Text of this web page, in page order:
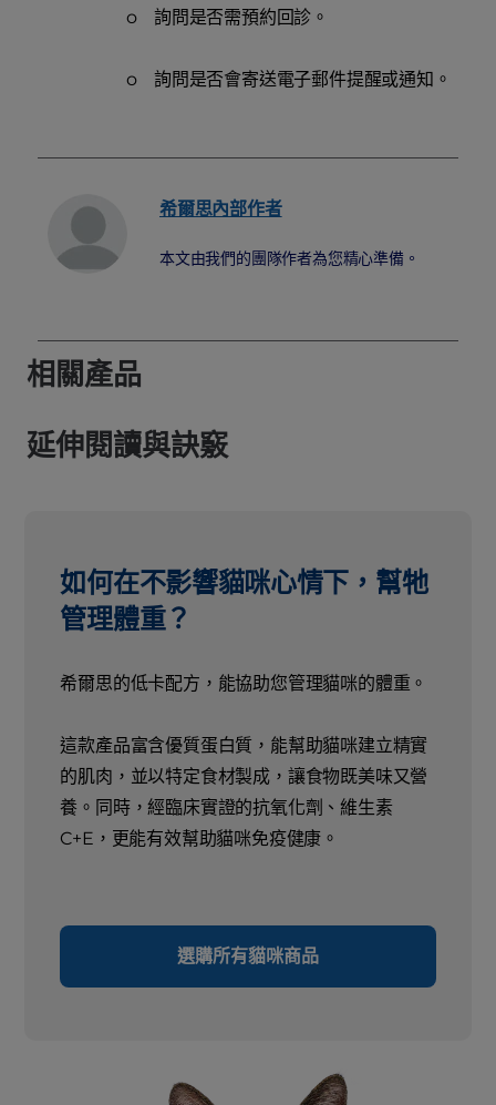
o 詢問是否需預約回診。
o 詢問是否會寄送電子郵件提醒或通知。
希爾思內部作者
本文由我們的團隊作者為您精心準備。
相關產品
延伸閱讀與訣竅
如何在不影響貓咪心情下，幫牠
管理體重？
希爾思的低卡配方，能協助您管理貓咪的體重。
這款產品富含優質蛋白質，能幫助貓咪建立精實
的肌肉，並以特定食材製成，讓食物既美味又營
養。同時，經臨床實證的抗氧化劑、維生素
C+E，更能有效幫助貓咪免疫健康。
選購所有貓咪商品